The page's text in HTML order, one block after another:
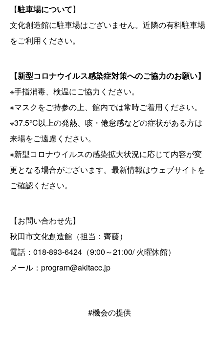
【駐車場について】
文化創造館に駐車場はございません。近隣の有料駐車場
をご利用ください。
【新型コロナウイルス感染症対策へのご協力のお願い】
※手指消毒、検温にご協力ください。
※マスクをご持参の上、館内では常時ご着用ください。
※37.5°C以上の発熱、咳・倦怠感などの症状がある方は
来場をご遠慮ください。
※新型コロナウイルスの感染拡大状況に応じて内容が変
更となる場合がございます。最新情報はウェブサイトを
ご確認ください。
【お問い合わせ先】
秋田市文化創造館（担当：齊藤）
電話：018-893-6424（9:00～21:00/ 火曜休館）
メール：program@akitacc.jp
#機会の提供